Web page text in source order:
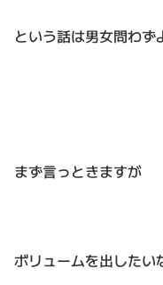
という話は男女問わず
まず言っときますが
ボリュームを出したい